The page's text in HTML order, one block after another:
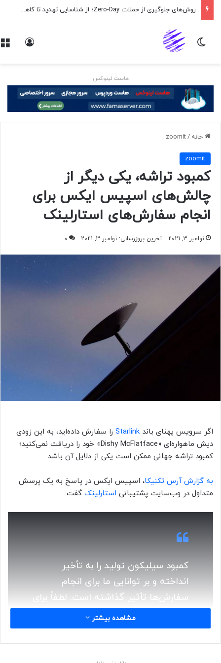
روش‌های جلوگیری از حملات Zero-Day؛ از شناسایی تهدید تا کاهش ریسک
تغییر پوسته
هاست لینوکس
خانه /
zoomit
zoomit
کمبود تراشه، یکی دیگر از
چالش‌های اسپیس ایکس برای
انجام سفارش‌های استارلینک
نوامبر 3, 2021 آخرین بروزرسانی: نوامبر 3, 2021 0
اگر سرویس پهنای باند Starlink را سفارش داده‌اید، به این زودی
دیش ماهواره‌ای «Dishy McFlatface» خود را دریافت نمی‌کنید؛
کمبود تراشه جهانی ممکن است یکی از دلایل آن باشد.
به گزارش آرس تکنیکا، اسپیس ایکس در پاسخ به یک پرسش
متداول در وب‌سایت پشتیبانی استارلینک گفت:
کمبود سیلیکون تولید را به تأخیر
انداخته و بر توانایی ما برای انجام
سفارش‌ها تأثیر گذاشته است. لطفاً برای
به دست آوردن اطلاعات آخرین تخمین
درباره زمان انجام سفارش خود، صفحه
کاربریتان را بررسی کنید.
مشاهده بیشتر